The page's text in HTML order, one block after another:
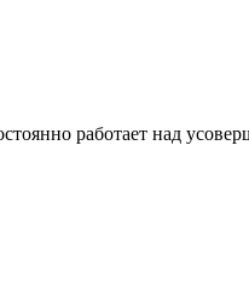
работает над